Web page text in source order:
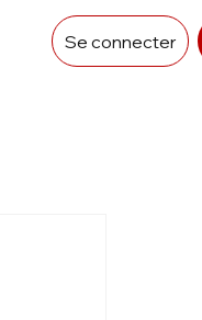
Se connecter